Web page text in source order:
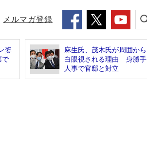
メルマガ登録
姿
で
麻生氏、茂木氏が周囲から
白眼視される理由 身勝手
人事で官邸と対立